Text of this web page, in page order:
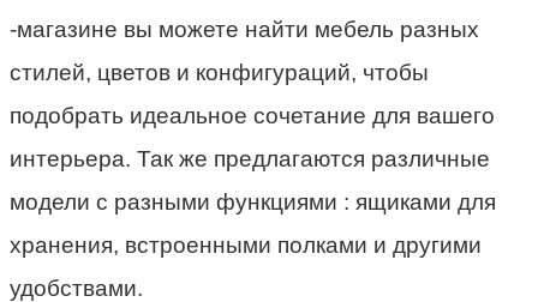
-магазине вы можете найти мебель разных
стилей, цветов и конфигураций, чтобы
подобрать идеальное сочетание для вашего
интерьера. Так же предлагаются различные
модели с разными функциями : ящиками для
хранения, встроенными полками и другими
удобствами.